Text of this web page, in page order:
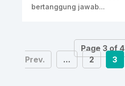
bertanggung jawab...
Page 3 of 4
Prev.
... 2 3